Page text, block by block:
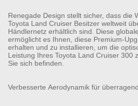
Renegade Design stellt sicher, dass die
Toyota Land Cruiser Besitzer weltweit
Händlernetz erhältlich sind. Diese
ermöglicht es Ihnen, diese Premium-
erhalten und zu installieren, um die
Leistung Ihres Toyota Land Cruiser 300
Sie sich befinden.
Verbesserte Aerodynamik für